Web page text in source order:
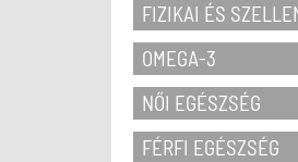
FIZIKAI ÉS
OMEGA-3
NŐI EGÉSZSÉG
FÉRFI EGÉSZSÉG